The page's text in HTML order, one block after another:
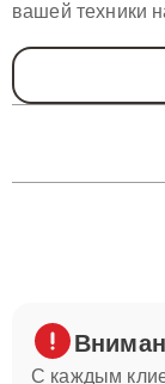
вашей техники
С каждым